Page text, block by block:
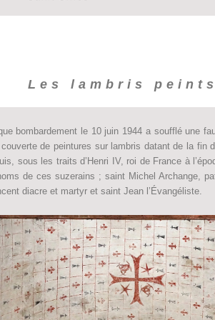
Les lambris
bombardement le 10 juin 1944 a soufflé une
couverte de peintures sur lambris datant de la
sous les traits d’Henri IV, roi de France à
de ces suzerains ; saint Michel Archange,
diacre et martyr et saint Jean l’Évangéliste.